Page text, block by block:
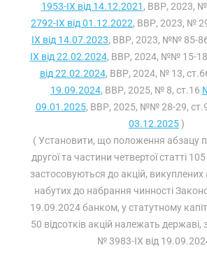
1953-IX від 14.12.2021 , ВВР, 2023,
2792-IX від 01.12.2022, ВВР, 2023, №
IX від 14.07.2023, ВВР, 2023, №№ 85-
IX від 22.02.2024, ВВР, 2024, №№ 15-
від 22.02.2024, ВВР, 2024, № 13,
19.09.2024, ВВР, 2025, № 8, ст.16
09.01.2025, ВВР, 2025, №№ 28-29,
03.12.2025)
( Установити, що положення абзацу
другої та частини четвертої статті
застосовуються до акцій,
набутих до набрання чинності
19.09.2024 банком, у статутному
50 відсотків акцій належать державі,
№ 3983-IX від